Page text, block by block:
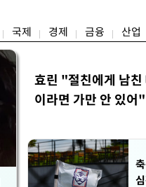
국제 경제 금융 산업
효린 "절친에게 남
이라면 가만 안 있어"